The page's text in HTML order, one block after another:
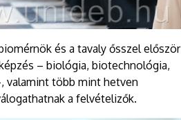
és a tavaly ősszel először
– biológia, biotechnológia,
valamint több mint hetven
a felvételizők.